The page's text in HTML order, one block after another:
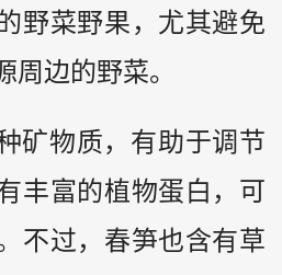
野菜野果，尤其避免
周边的野菜。
矿物质，有助于调节
丰富的植物蛋白，可
不过，春笋也含有草